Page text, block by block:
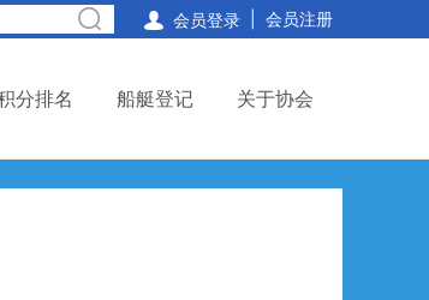
会员注册
 会员登录
分排名 船艇登记 关于协会